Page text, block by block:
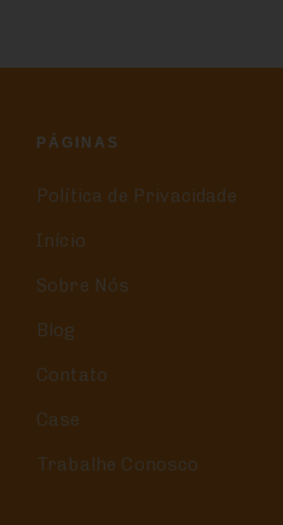
PÁGINAS
Política de Privacidade
Início
Sobre Nós
Blog
Contato
Case
Trabalhe Conosco